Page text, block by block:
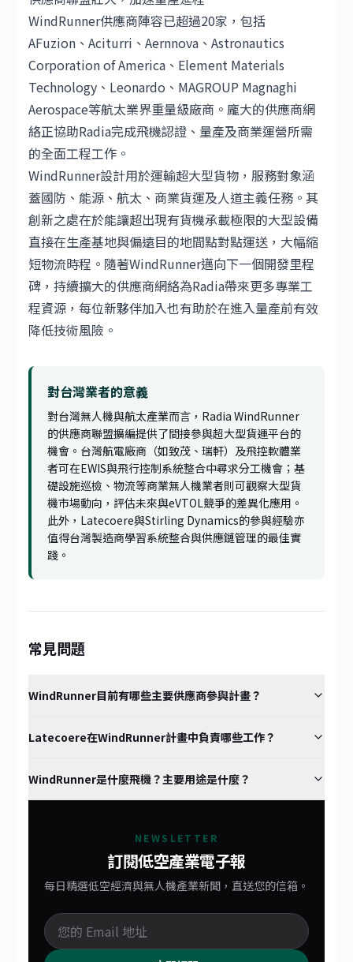
WindRunner供應商陣容已超過20家，包括
AFuzion、Aciturri、Aernnova、Astronautics
Corporation of America、Element Materials
Technology、Leonardo、MAGROUP Magnaghi
Aerospace等航太業界重量級廠商。龐大的供應商網
絡正協助Radia完成飛機認證、量產及商業運營所需
的全面工程工作。
WindRunner設計用於運輸超大型貨物，服務對象涵
蓋國防、能源、航太、商業貨運及人道主義任務。其
創新之處在於能讓超出現有貨機承載極限的大型設備
直接在生產基地與偏遠目的地間點對點運送，大幅縮
短物流時程。隨著WindRunner邁向下一個開發里程
碑，持續擴大的供應商網絡為Radia帶來更多專業工
程資源，每位新夥伴加入也有助於在進入量產前有效
降低技術風險。
對台灣業者的意義
對台灣無人機與航太產業而言，Radia WindRunner
的供應商聯盟擴編提供了間接參與超大型貨運平台的
機會。台灣航電廠商（如致茂、瑞軒）及飛控軟體業
者可在EWIS與飛行控制系統整合中尋求分工機會；基
礎設施巡檢、物流等商業無人機業者則可觀察大型貨
機市場動向，評估未來與eVTOL競爭的差異化應用。
此外，Latecoere與Stirling Dynamics的參與經驗亦
值得台灣製造商學習系統整合與供應鏈管理的最佳實
踐。
常見問題
WindRunner目前有哪些主要供應商參與計畫？
Latecoere在WindRunner計畫中負責哪些工作？
WindRunner是什麼飛機？主要用途是什麼？
NEWSLETTER
訂閱低空產業電子報
每日精選低空經濟與無人機產業新聞，直送您的信箱。